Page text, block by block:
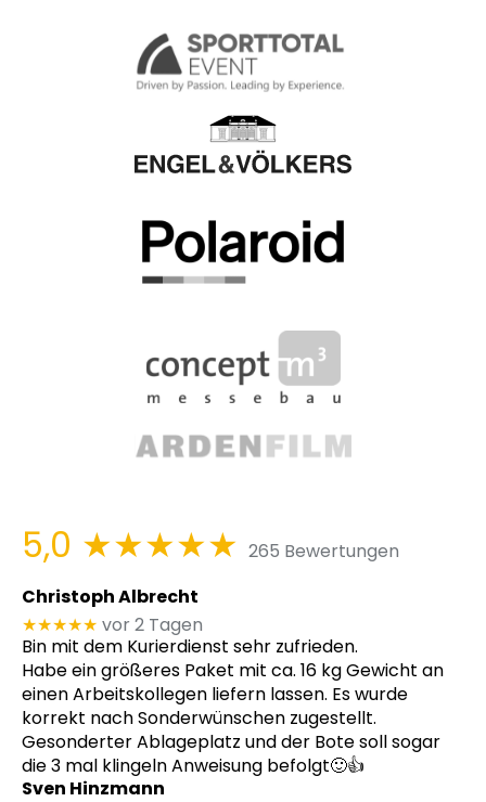
5,0 ★★★★★ 265 Bewertungen
Christoph Albrecht
★★★★★ vor 2 Tagen
Bin mit dem Kurierdienst sehr zufrieden.
Habe ein größeres Paket mit ca. 16 kg Gewicht an
einen Arbeitskollegen liefern lassen. Es wurde
korrekt nach Sonderwünschen zugestellt.
Gesonderter Ablageplatz und der Bote soll sogar
die 3 mal klingeln Anweisung befolgt🙂👍
Sven Hinzmann